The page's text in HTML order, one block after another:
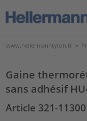
www.hellermanntyton.fr >
Gaine
sans adhésif
Article 321-11300